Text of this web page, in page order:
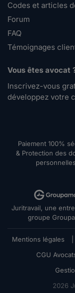
Codes et articles
Forum
FAQ
Témoignages
Vous êtes avocat
Inscrivez-vous
développez votre
Paiement 100%
& Protection des
personnelles
Juritravail, une
groupe
Mentions légales
CGU
2026